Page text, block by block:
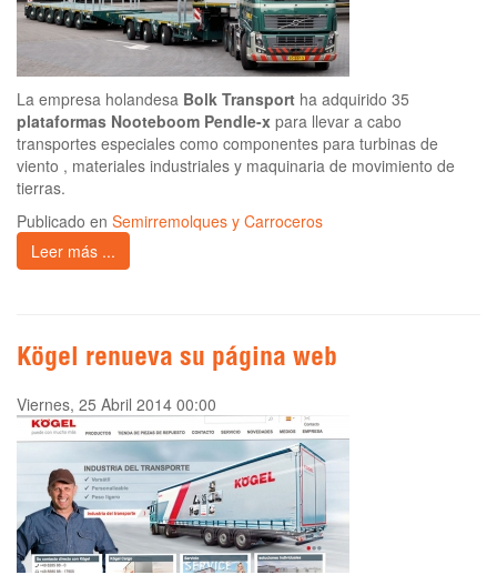
La empresa holandesa Bolk Transport ha adquirido 35
plataformas Nooteboom Pendle-x para llevar a cabo
transportes especiales como componentes para turbinas de
viento , materiales industriales y maquinaria de movimiento de
tierras.
Publicado en Semirremolques y Carroceros
Leer más ...
Kögel renueva su página web
Viernes, 25 Abril 2014 00:00